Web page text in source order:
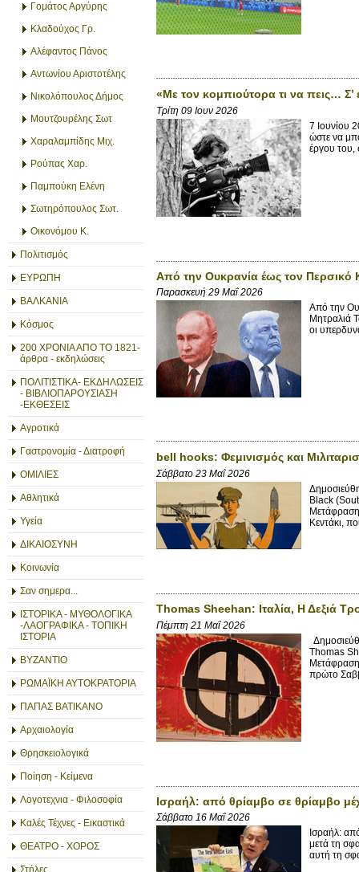
Γομάτος Αργύρης
Κλαδούχος Γρ.
Αλέφαντος Πάνος
Αντωνίου Αριστοτέλης
Νικολόπουλος Δήμος
Μουτζουρέλης Σωτ
Χαραλαμπίδης Μιχ.
Ρούπας Χαρ.
Παμπούκη Ελένη
Σωτηρόπουλος Σωτ.
Οικονόμου Κ.
Πολιτισμός
ΕΥΡΩΠΗ
ΒΑΛΚΑΝΙΑ
Κόσμος
200 ΧΡΟΝΙΑ ΑΠΟ ΤΟ 1821-
άρθρα - εκδηλώσεις
ΠΟΛΙΤΙΣΤΙΚΑ- ΕΚΔΗΛΩΣΕΙΣ
- ΒΙΒΛΙΟΠΑΡΟΥΣΙΑΣΗ
-ΕΚΘΕΣΕΙΣ
Αγροτικά
Γαστρονομία - Διατροφή
ΟΜΙΛΙΕΣ
Αθλητικά
Υγεία
ΔΙΚΑΙΟΣΥΝΗ
Κοινωνία
Σαν σημερα...
ΙΣΤΟΡΙΚΑ - ΜΥΘΟΛΟΓΙΚΑ
-ΛΑΟΓΡΑΦΙΚΑ - ΤΟΠΙΚΗ
ΙΣΤΟΡΙΑ
ΒΥΖΑΝΤΙΟ
ΡΩΜΑΪΚΗ ΑΥΤΟΚΡΑΤΟΡΙΑ
ΠΑΠΑΣ ΒΑΤΙΚΑΝΟ
Αρχαιολογία
Θρησκειολογικά
Ποίηση - Κείμενα
Λογοτεχνια - Φιλοσοφία
Καλές Τέχνες - Εικαστικά
ΘΕΑΤΡΟ - ΧΟΡΟΣ
Στήλες
«Με τον κομπιούτορα τι να πεις… Σ’
Τρίτη 09 Ιουν 2026
7 Ιουνίου
ώστε να
έργου του,
Από την Ουκρανία έως τον Περσικό
Παρασκευή 29 Μαΐ 2026
Από την
Μητραλιά
οι
bell hooks: Φεμινισμός και
Σάββατο 23 Μαΐ 2026
Black
Κεντάκι,
Thomas Sheehan: Ιταλία, Η Δεξιά
Πέμπτη 21 Μαΐ 2026
Thomas
πρώτο
Ισραήλ: από θρίαμβο σε θρίαμβο
Σάββατο 16 Μαΐ 2026
Ισραήλ:
μετά τη
αυτή τη